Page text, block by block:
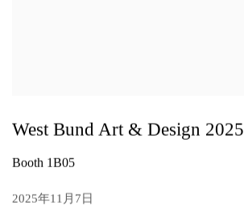
West Bund Art & Design 2025
Booth 1B05
2025年11月7日